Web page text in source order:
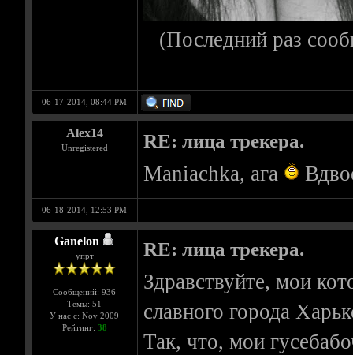
(Последний раз
06-17-2014, 08:44 PM
Alex14
Unregistered RE: лица трекера.
Maniachka, ага
06-18-2014, 12:53 PM
Ganelon
упрт
Сообщений: 936
Темы: 51
У нас с: Nov 2009
Рейтинг: 38
RE: лица трекера.
Здравствуйте, мои
славного города
Так, что, мои